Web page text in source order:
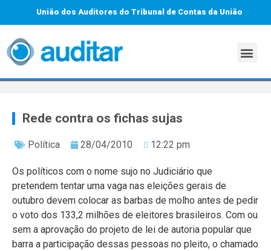
União dos Auditores do Tribunal de Contas da União
Rede contra os fichas sujas
Política 28/04/2010 12:22 pm
Os políticos com o nome sujo no Judiciário que
pretendem tentar uma vaga nas eleições gerais de
outubro devem colocar as barbas de molho antes de pedir
o voto dos 133,2 milhões de eleitores brasileiros. Com ou
sem a aprovação do projeto de lei de autoria popular que
barra a participação dessas pessoas no pleito, o chamado